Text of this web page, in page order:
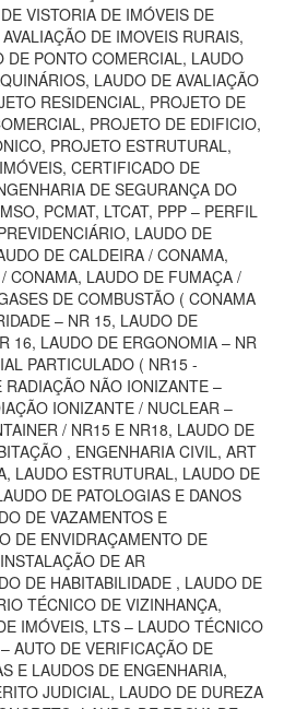
VISTORIA DE IMÓVEIS DE
DE IMOVEIS RURAIS,
DE PONTO COMERCIAL, LAUDO
LAUDO DE AVALIAÇÃO
RESIDENCIAL, PROJETO DE
PROJETO DE EDIFICIO,
PROJETO ESTRUTURAL,
CERTIFICADO DE
DE SEGURANÇA DO
PCMAT, LTCAT, PPP – PERFIL
LAUDO DE
DE CALDEIRA / CONAMA,
CONAMA, LAUDO DE FUMAÇA /
DE COMBUSTÃO ( CONAMA
– NR 15, LAUDO DE
16, LAUDO DE ERGONOMIA – NR
PARTICULADO ( NR15 -
RADIAÇÃO NÃO IONIZANTE –
IONIZANTE / NUCLEAR –
/ NR15 E NR18, LAUDO DE
, ENGENHARIA CIVIL, ART
LAUDO ESTRUTURAL, LAUDO DE
DE PATOLOGIAS E DANOS
DE VAZAMENTOS E
DE ENVIDRAÇAMENTO DE
DE AR
DE HABITABILIDADE , LAUDO DE
TÉCNICO DE VIZINHANÇA,
IMÓVEIS, LTS – LAUDO TÉCNICO
AUTO DE VERIFICAÇÃO DE
E LAUDOS DE ENGENHARIA,
JUDICIAL, LAUDO DE DUREZA